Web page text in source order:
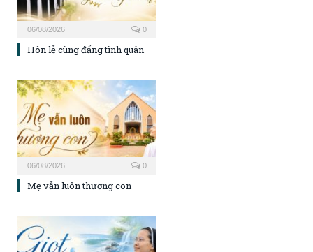
06/08/2026 0
Hôn lễ cùng đấng tình quân
06/08/2026 0
Mẹ vẫn luôn thương con